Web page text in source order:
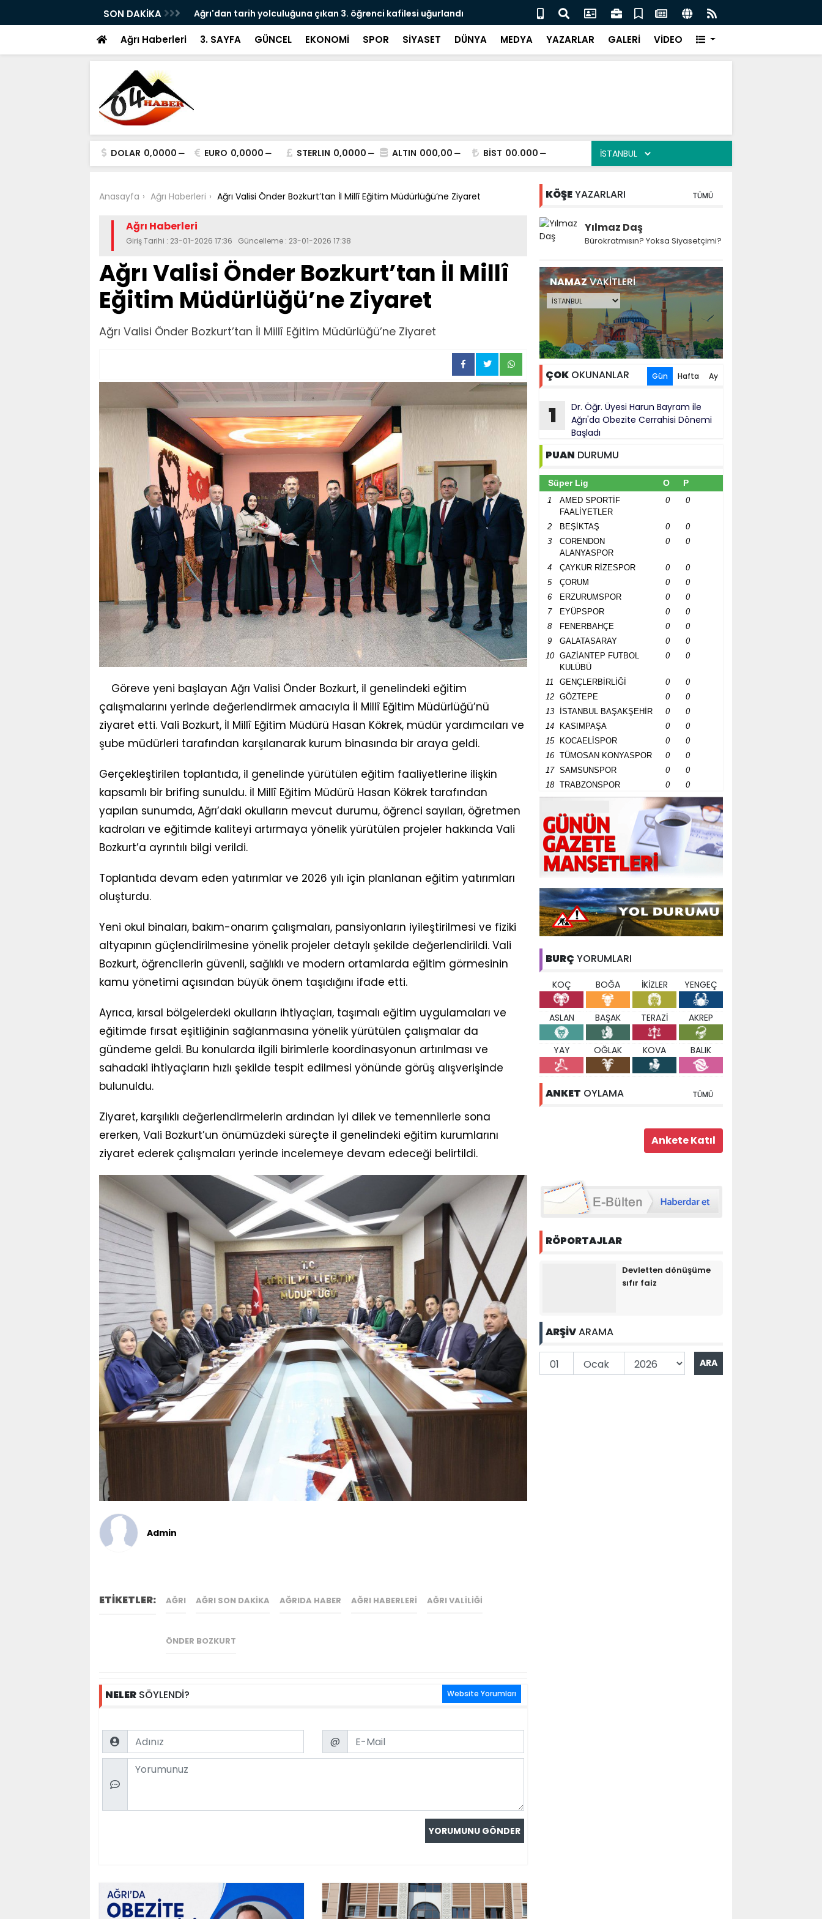
SON DAKİKA
ile Ağrı'da Obezite Cerrahisi Dönemi Ağrı'dan tarih yolculuğuna çıkan 3. öğrenci kafilesi uğurlandı
Doğubayazıt Kekiği İçin Tarihi Adım: Coğrafi İşaret ve Markalaşma
Süreci Başladı
Ağrı Haberleri 3. SAYFA GÜNCEL EKONOMİ SPOR SİYASET DÜNYA MEDYA YAZARLAR GALERİ VİDEO
DOLAR 0,0000 EURO 0,0000 STERLIN 0,0000 ALTIN 000,00 BİST 00.000
Anasayfa Ağrı Haberleri Ağrı Valisi Önder Bozkurt’tan İl Millî Eğitim Müdürlüğü’ne Ziyaret
Ağrı Haberleri
Giriş Tarihi : 23-01-2026 17:36 Güncelleme : 23-01-2026 17:38
Ağrı Valisi Önder Bozkurt’tan İl Millî
Eğitim Müdürlüğü’ne Ziyaret
Ağrı Valisi Önder Bozkurt’tan İl Millî Eğitim Müdürlüğü’ne Ziyaret
Göreve yeni başlayan Ağrı Valisi Önder Bozkurt, il genelindeki eğitim
çalışmalarını yerinde değerlendirmek amacıyla İl Millî Eğitim Müdürlüğü’nü
ziyaret etti. Vali Bozkurt, İl Millî Eğitim Müdürü Hasan Kökrek, müdür yardımcıları ve
şube müdürleri tarafından karşılanarak kurum binasında bir araya geldi.
Gerçekleştirilen toplantıda, il genelinde yürütülen eğitim faaliyetlerine ilişkin
kapsamlı bir brifing sunuldu. İl Millî Eğitim Müdürü Hasan Kökrek tarafından
yapılan sunumda, Ağrı’daki okulların mevcut durumu, öğrenci sayıları, öğretmen
kadroları ve eğitimde kaliteyi artırmaya yönelik yürütülen projeler hakkında Vali
Bozkurt’a ayrıntılı bilgi verildi.
Toplantıda devam eden yatırımlar ve 2026 yılı için planlanan eğitim yatırımları
oluşturdu.
Yeni okul binaları, bakım-onarım çalışmaları, pansiyonların iyileştirilmesi ve fiziki
altyapının güçlendirilmesine yönelik projeler detaylı şekilde değerlendirildi. Vali
Bozkurt, öğrencilerin güvenli, sağlıklı ve modern ortamlarda eğitim görmesinin
kamu yönetimi açısından büyük önem taşıdığını ifade etti.
Ayrıca, kırsal bölgelerdeki okulların ihtiyaçları, taşımalı eğitim uygulamaları ve
eğitimde fırsat eşitliğinin sağlanmasına yönelik yürütülen çalışmalar da
gündeme geldi. Bu konularda ilgili birimlerle koordinasyonun artırılması ve
sahadaki ihtiyaçların hızlı şekilde tespit edilmesi yönünde görüş alışverişinde
bulunuldu.
Ziyaret, karşılıklı değerlendirmelerin ardından iyi dilek ve temennilerle sona
ererken, Vali Bozkurt’un önümüzdeki süreçte il genelindeki eğitim kurumlarını
ziyaret ederek çalışmaları yerinde incelemeye devam edeceği belirtildi.
Admin
ETİKETLER: AĞRI AĞRI SON DAKIKA AĞRIDA HABER AĞRI HABERLERI AĞRI VALILIĞI
ÖNDER BOZKURT
NELER SÖYLENDİ? Website Yorumları
Name Email
@
Comment
KÖŞEYAZARLARI TÜMÜ
Yılmaz Daş
Bürokratmısın? Yoksa Siyasetçimi?
NAMAZVAKİTLERİ
ÇOK OKUNANLAR Gün Hafta Ay
1
Dr. Öğr. Üyesi Harun Bayram ile
Ağrı'da Obezite Cerrahisi Dönemi
Başladı
PUAN DURUMU
Süper Lig O P
1
AMED SPORTİF
FAALİYETLER
0 0
2 BEŞİKTAŞ 0
0
3
CORENDON
ALANYASPOR
0 0
4 ÇAYKUR RİZESPOR 0
0
5
ÇORUM 0
0
6
ERZURUMSPOR 0
0
7
EYÜPSPOR 0
0
8
FENERBAHÇE 0
0
9
GALATASARAY 0
0
10
GAZİANTEP FUTBOL
KULÜBÜ
0 0
11 GENÇLERBİRLİĞİ 0
0
12
GÖZTEPE 0
0
13
İSTANBUL BAŞAKŞEHİR 0
0
14
KASIMPAŞA 0
0
15
KOCAELİSPOR 0
0
16
TÜMOSAN KONYASPOR 0
0
17
SAMSUNSPOR 0
0
18
TRABZONSPOR 0 0
BURÇ YORUMLARI
KOÇ BOĞA İKİZLER YENGEÇ
ASLAN BAŞAK TERAZİ AKREP
YAY OĞLAK KOVA BALIK
ANKET OYLAMA TÜMÜ
RÖPORTAJLAR
Devletten dönüşüme
sıfır faiz
ARŞİVARAMA